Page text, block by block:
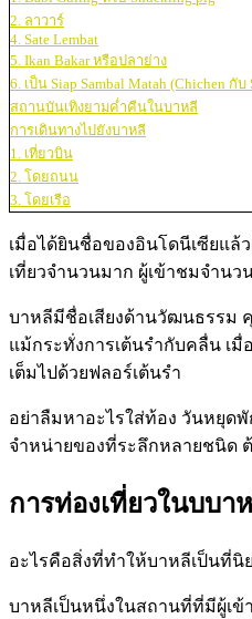
2. ลาวาร์
4. Sate Lembat
5. Ikan Bakar หรือปลาย่าง
6. เป็น Siap Sambal Matah (Chichen กับ
สถานบันเทิงยามค่ำคืนในบาหลี
การเดินทางไปยังบาหลี
1. เที่ยวบิน
2. โดยถนน
3. โดยเรือ
เมื่อได้ยินชื่อของอินโดนีเซียแล้
เที่ยวจำนวนมาก ผู้เข้าชมจำน
บาหลีมีชื่อเสียงด้านวัฒนธรรม
แม้กระทั่งการเต้นรำกับคลื่น เ
เต็มไปด้วยฟลอร์เต้นรำ
อย่าลืมหาอะไรใส่ท้อง วันหยุด
จำหน่ายของที่ระลึกหลายชนิด
การท่องเที่ยวในบบา
อะไรคือสิ่งที่ทำให้บาหลีเป็นที่นิ
บาหลีเป็นหนึ่งในสถานที่ที่มีผู้เข้